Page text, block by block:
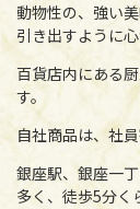
動物性の、強い
引き出すように心
百貨店内にある
す。
自社商品は、社
銀座駅、銀座一
多く、徒歩5分く